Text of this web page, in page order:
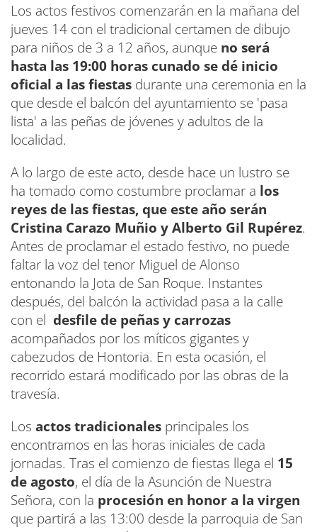
Los actos festivos comenzarán en la mañana del
jueves 14 con el tradicional certamen de dibujo
para niños de 3 a 12 años, aunque no será
hasta las 19:00 horas cunado se dé inicio
oficial a las fiestas durante una ceremonia en la
que desde el balcón del ayuntamiento se 'pasa
lista' a las peñas de jóvenes y adultos de la
localidad.
A lo largo de este acto, desde hace un lustro se
ha tomado como costumbre proclamar a los
reyes de las fiestas, que este año serán
Cristina Carazo Muñio y Alberto Gil Rupérez.
Antes de proclamar el estado festivo, no puede
faltar la voz del tenor Miguel de Alonso
entonando la Jota de San Roque. Instantes
después, del balcón la actividad pasa a la calle
con el desfile de peñas y carrozas
acompañados por los míticos gigantes y
cabezudos de Hontoria. En esta ocasión, el
recorrido estará modificado por las obras de la
travesía.
Los actos tradicionales principales los
encontramos en las horas iniciales de cada
jornadas. Tras el comienzo de fiestas llega el 15
de agosto, el día de la Asunción de Nuestra
Señora, con la procesión en honor a la virgen
que partirá a las 13:00 desde la parroquia de San